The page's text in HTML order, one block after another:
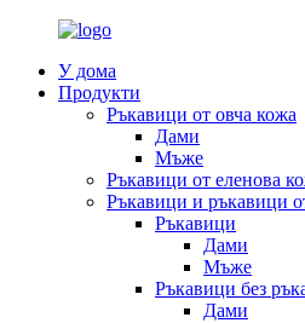
У дома
Продукти
Ръкавици от овча кожа
Дами
Мъже
Ръкавици от еленова
Ръкавици и ръкавици
Ръкавици
Дами
Мъже
Ръкавици без
Дами